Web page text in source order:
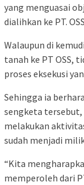
yang menguasai
dialihkan ke PT.
Walaupun di
tanah ke PT OSS,
proses eksekusi
Sehingga ia
sengketa tersebut,
melakukan
sudah menjadi
“Kita
memperoleh dari